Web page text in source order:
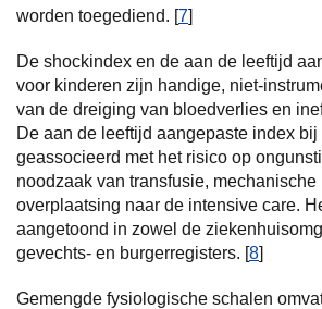
worden toegediend. [7]
De shockindex en de aan de leeftijd
voor kinderen zijn handige, niet-
van de dreiging van bloedverlies en
De aan de leeftijd aangepaste index
geassocieerd met het risico op
noodzaak van transfusie, mechanische
overplaatsing naar de intensive care.
aangetoond in zowel de
gevechts- en burgerregisters. [8]
Gemengde fysiologische schalen